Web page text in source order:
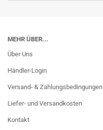
MEHR ÜBER...
Über Uns
Händler-Login
Versand- & Zahlungsbedingungen
Liefer- und Versandkosten
Kontakt